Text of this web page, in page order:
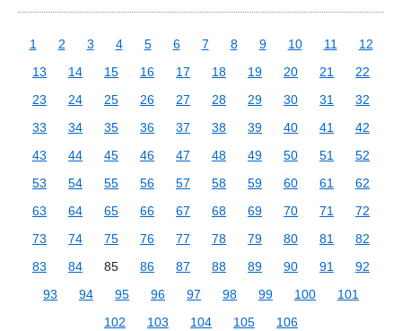
1 2 3 4 5 6 7 8 9 10 11
12
13
14 15 16 17 18 19 20 21
22
23
24 25 26 27 28 29 30 31
32
33
34 35 36 37 38 39 40 41
42
43
44 45 46 47 48 49 50 51
52
53
54 55 56 57 58 59 60 61
62
63
64 65 66 67 68 69 70 71
72
73
74 75 76 77 78 79 80 81
82
83
84 85 86 87 88 89 90 91
92
93
94 95 96 97 98 99 100
101
102
103 104 105 106